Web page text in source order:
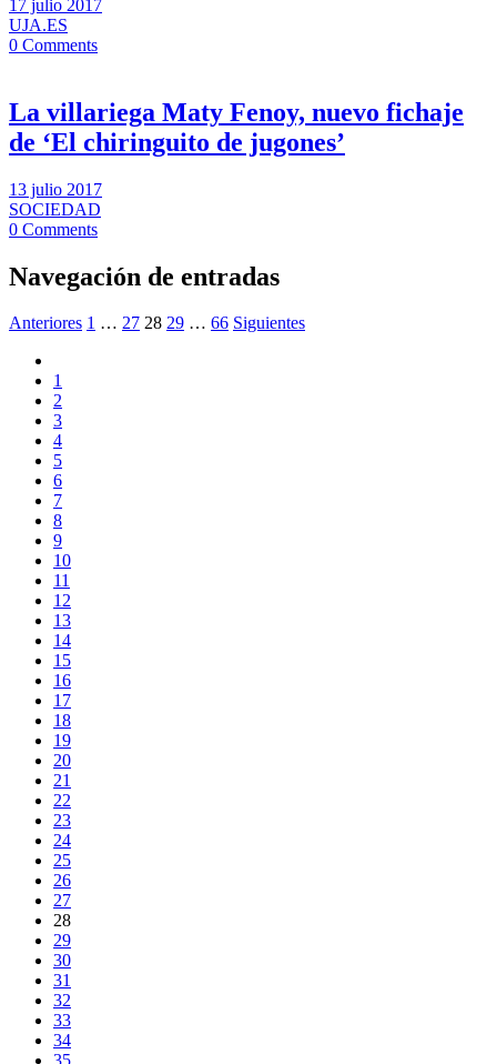
17 julio 2017
UJA.ES
0 Comments
La villariega Maty Fenoy, nuevo fichaje
de ‘El chiringuito de jugones’
13 julio 2017
SOCIEDAD
0 Comments
Navegación de entradas
Anteriores 1 … 27 28 29 … 66 Siguientes
1
2
3
4
5
6
7
8
9
10
11
12
13
14
15
16
17
18
19
20
21
22
23
24
25
26
27
28
29
30
31
32
33
34